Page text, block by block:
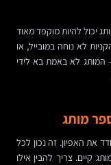
יכול להיות מוקפד מאוד
לא נוחה במובייל, או
המותג לא באמת בא לידי
מותג
את האפיון. זה נכון לכל
קיים. צריך להבין אילו